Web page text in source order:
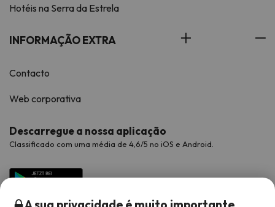
Hotéis na Serra da Estrela
INFORMAÇÃO EXTRA
Contacto
Web corporativa
Descarregue a nossa aplicação
Classificado com uma média de 4,6/5 no iOS e Android.